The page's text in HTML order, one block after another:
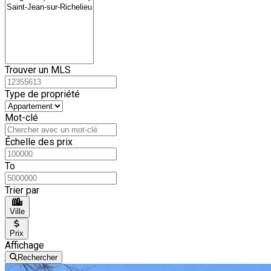
Trouver un MLS
Type de propriété
Mot-clé
Échelle des prix
To
Trier par
Ville
Prix
Affichage
Rechercher